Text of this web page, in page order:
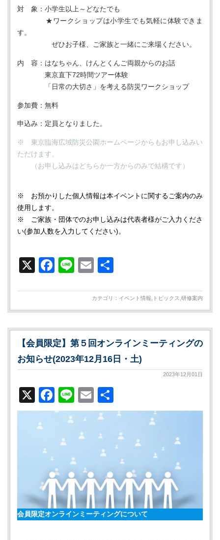
対 象：小学生以上～どなたでも
★ワークショップは小学生でも気軽に体験できま
す。
ぜひお子様、ご家族と一緒にご来場ください。
内 容：はなちゃん、けんとくんご両親からのお話
東京直下72時間ツアー体験
「日常の大切さ」を考える防災ワークショップ
参加費：無料
申込み：定員となりました。
※ 東京臨海広域防災公園ホームページからもお申し込みい
ただけます。
（お申し込みはどちらか一方からのみで結構です）
※ お預かりした個人情報は本イベントに関するご案内のみ
使用します。
※ ご家族・団体でのお申し込みは代表者様がご入力くださ
い(参加人数を入力してください)。
X Facebook
LineEmail
カテゴリ： イベント情報, トピックス,研修案内
【会員限定】第５回オンラインミーティングの
お知らせ(2023年12月16日・土)
2023年12月01日
X Facebook
LineEmail
有
会員限定オンラインミーティングについて